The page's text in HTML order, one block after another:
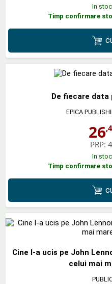
In
Timp confirmare
De fiecare
EPICA
26
PRP:
In
Timp confirmare
Cine l-a ucis pe John
celui mai